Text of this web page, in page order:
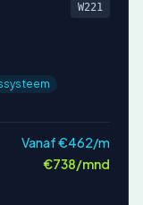
W221
Vanaf €462/m
€738/mnd